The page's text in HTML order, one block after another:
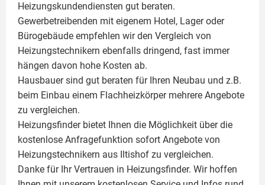
Heizungskundendiensten gut beraten.
Gewerbetreibenden mit eigenem Hotel, Lager oder
Bürogebäude empfehlen wir den Vergleich von
Heizungstechnikern ebenfalls dringend, fast immer
hängen davon hohe Kosten ab.
Hausbauer sind gut beraten für Ihren Neubau und z.B.
beim Einbau einem Flachheizkörpermehrere Angebote
zu vergleichen.
Heizungsfinder bietet Ihnen die Möglichkeit über die
kostenlose Anfragefunktion sofort Angebote von
Heizungstechnikern aus Iltishof zu vergleichen.
Danke für Ihr Vertrauen in Heizungsfinder. Wir hoffen